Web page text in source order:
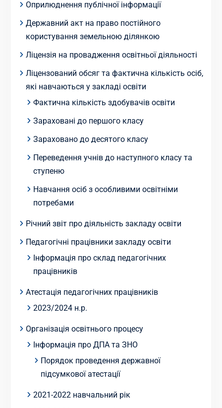
Оприлюднення публічної інформації
Державний акт на право постійного
користування земельною ділянкою
Ліцензія на провадження освітньої діяльності
Ліцензований обсяг та фактична кількість осіб,
які навчаються у закладі освіти
Фактична кількість здобувачів освіти
Зараховані до першого класу
Зараховано до десятого класу
Переведення учнів до наступного класу та
ступеню
Навчання осіб з особливими освітніми
потребами
Річний звіт про діяльність закладу освіти
Педагогічні працівники закладу освіти
Інформація про склад педагогічних
працівників
Атестація педагогічних працівників
2023/2024 н.р.
Організація освітнього процесу
Інформація про ДПА та ЗНО
Порядок проведення державної
підсумкової атестації
2021-2022 навчальний рік